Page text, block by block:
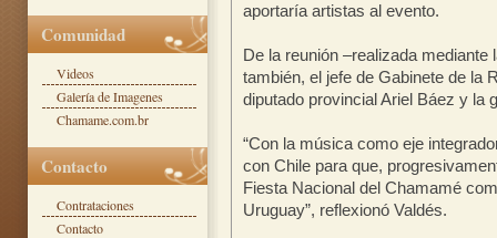
aportaría artistas al evento.
De la reunión –realizada
también, el jefe de Gabinete de la
diputado provincial Ariel Báez y la
“Con la música como eje
con Chile para que,
Fiesta Nacional del Chamamé
Uruguay”, reflexionó Valdés.
Comunidad
Videos
Galería de Imagenes
Chamame.com.br
Contacto
Contrataciones
Contacto